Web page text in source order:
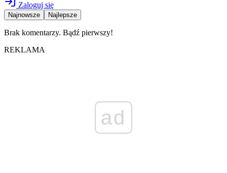
Zaloguj się
Najnowsze Najlepsze
Brak komentarzy. Bądź pierwszy!
REKLAMA
ad